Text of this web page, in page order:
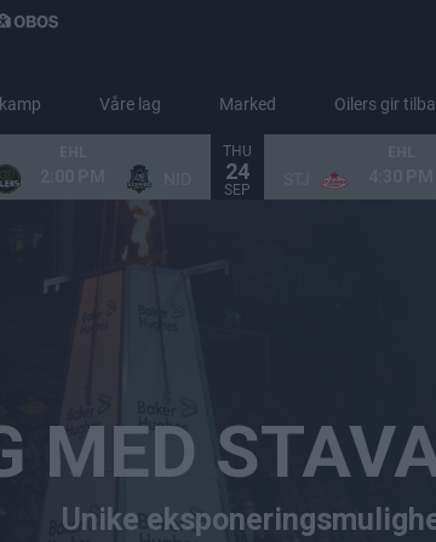
Våre lag Marked Oilers gir
THU
24
SEP
MED
Unike